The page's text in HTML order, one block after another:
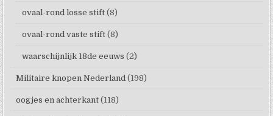
ovaal-rond losse stift (8)
ovaal-rond vaste stift (8)
waarschijnlijk 18de eeuws (2)
Militaire knopen Nederland (198)
oogjes en achterkant (118)